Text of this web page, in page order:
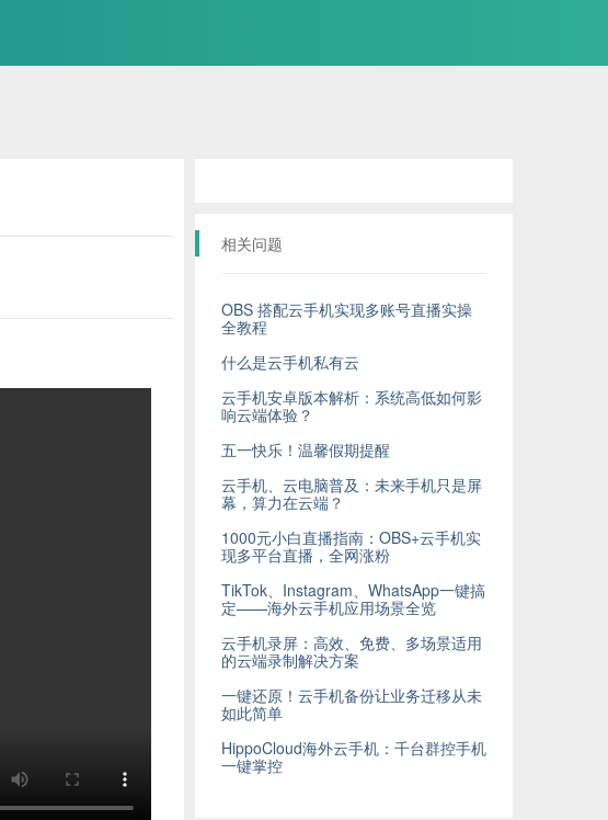
相关问题
OBS 搭配云手机实现多账号直播实操
全教程
什么是云手机私有云
云手机安卓版本解析：系统高低如何影
响云端体验？
五一快乐！温馨假期提醒
云手机、云电脑普及：未来手机只是屏
幕，算力在云端？
1000元小白直播指南：OBS+云手机实
现多平台直播，全网涨粉
TikTok、Instagram、WhatsApp一键搞
定——海外云手机应用场景全览
云手机录屏：高效、免费、多场景适用
的云端录制解决方案
一键还原！云手机备份让业务迁移从未
如此简单
HippoCloud海外云手机：千台群控手机
一键掌控